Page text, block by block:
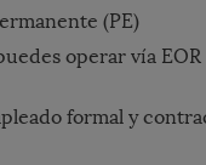
(PE)
operar vía EOR
formal y